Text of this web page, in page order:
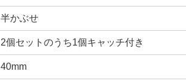
半かぶせ
2個セットのうち1個キャッチ付き
40mm